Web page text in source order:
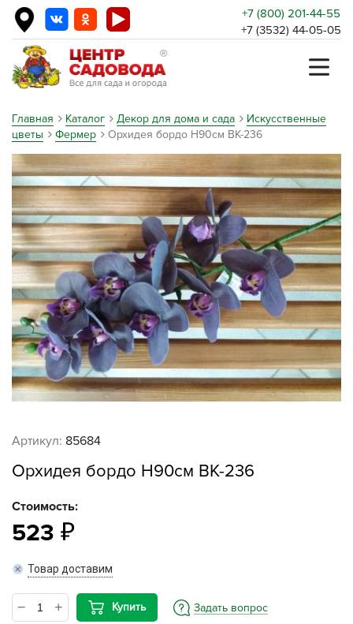
+7 (800) 201-44-55
+7 (3532) 44-05-05
Главная Каталог Декор для дома и сада
Искусственные
цветы
Фермер Орхидея бордо Н90см ВК-236
Артикул: 85684
Орхидея бордо Н90см ВК-236
Стоимость:
523
Товар доставим
Купить Задать вопрос